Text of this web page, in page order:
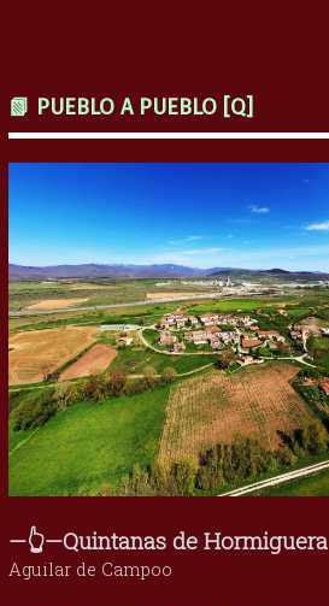
📗 PUEBLO A PUEBLO [Q]
—👆—Quintanas de Hormiguera
Aguilar de Campoo